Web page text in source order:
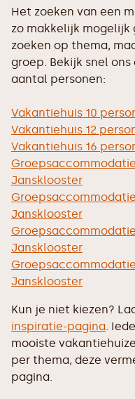
Het zoeken van een
zo makkelijk
zoeken op thema,
groep. Bekijk snel
aantal personen:
Vakantiehuis 10
Vakantiehuis 12
Vakantiehuis 16
Jansklooster
Jansklooster
Jansklooster
Jansklooster
Kun je niet kiezen?
inspiratie-pagina.
mooiste
per thema, deze
pagina.